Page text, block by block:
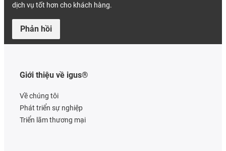
dịch vụ tốt hơn cho khách hàng.
Phản hồi
Giới thiệu về igus®
Về chúng tôi
Phát triển sự nghiệp
Triển lãm thương mại